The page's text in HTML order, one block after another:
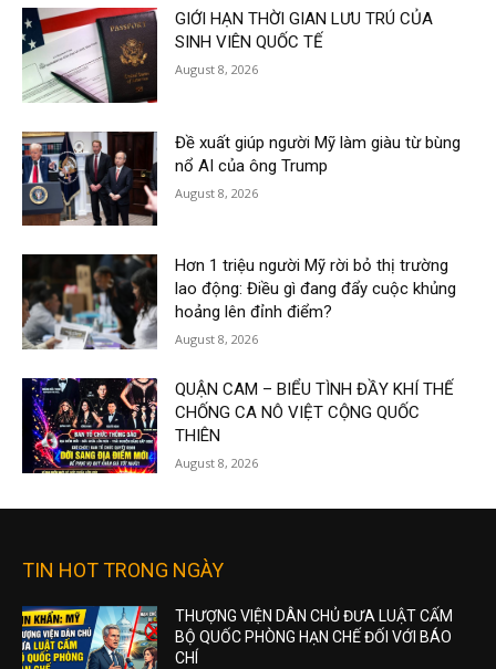
GIỚI HẠN THỜI GIAN LƯU TRÚ CỦA
SINH VIÊN QUỐC TẾ
August 8, 2026
Đề xuất giúp người Mỹ làm giàu từ bùng
nổ AI của ông Trump
August 8, 2026
Hơn 1 triệu người Mỹ rời bỏ thị trường
lao động: Điều gì đang đẩy cuộc khủng
hoảng lên đỉnh điểm?
August 8, 2026
QUẬN CAM – BIỂU TÌNH ĐẦY KHÍ THẾ
CHỐNG CA NÔ VIỆT CỘNG QUỐC
THIÊN
August 8, 2026
TIN HOT TRONG NGÀY
THƯỢNG VIỆN DÂN CHỦ ĐƯA LUẬT CẤM
BỘ QUỐC PHÒNG HẠN CHẾ ĐỐI VỚI BÁO
CHÍ